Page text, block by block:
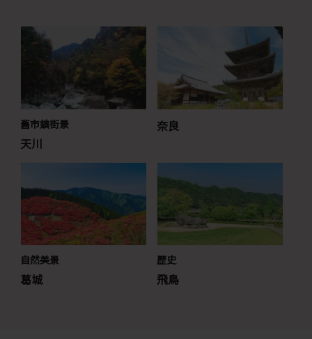
舊市鎮街景
天川
奈良
自然美景
葛城
歷史
飛鳥